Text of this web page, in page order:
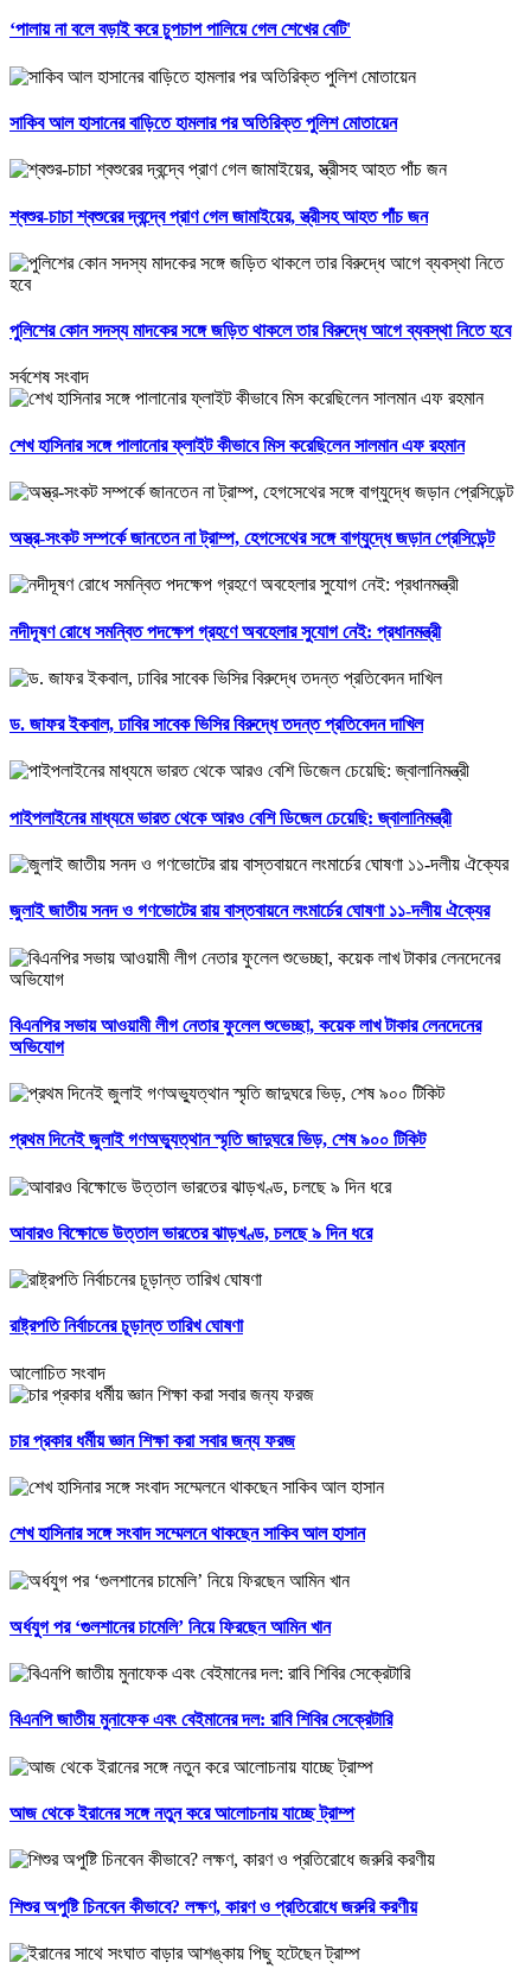
‘পালায় না বলে বড়াই করে চুপচাপ পালিয়ে গেল শেখের বেটি'
সাকিব আল হাসানের বাড়িতে হামলার পর অতিরিক্ত পুলিশ মোতায়েন
শ্বশুর-চাচা শ্বশুরের দ্বন্দ্বে প্রাণ গেল জামাইয়ের, স্ত্রীসহ আহত পাঁচ জন
পুলিশের কোন সদস্য মাদকের সঙ্গে জড়িত থাকলে তার বিরুদ্ধে আগে ব্যবস্থা নিতে হবে
সর্বশেষ সংবাদ
শেখ হাসিনার সঙ্গে পালানোর ফ্লাইট কীভাবে মিস করেছিলেন সালমান এফ রহমান
অস্ত্র-সংকট সম্পর্কে জানতেন না ট্রাম্প, হেগসেথের সঙ্গে বাগ্‌যুদ্ধে জড়ান প্রেসিডেন্ট
নদীদূষণ রোধে সমন্বিত পদক্ষেপ গ্রহণে অবহেলার সুযোগ নেই: প্রধানমন্ত্রী
ড. জাফর ইকবাল, ঢাবির সাবেক ভিসির বিরুদ্ধে তদন্ত প্রতিবেদন দাখিল
পাইপলাইনের মাধ্যমে ভারত থেকে আরও বেশি ডিজেল চেয়েছি: জ্বালানিমন্ত্রী
জুলাই জাতীয় সনদ ও গণভোটের রায় বাস্তবায়নে লংমার্চের ঘোষণা ১১-দলীয় ঐক্যের
বিএনপির সভায় আওয়ামী লীগ নেতার ফুলেল শুভেচ্ছা, কয়েক লাখ টাকার লেনদেনের
অভিযোগ
প্রথম দিনেই জুলাই গণঅভ্যুত্থান স্মৃতি জাদুঘরে ভিড়, শেষ ৯০০ টিকিট
আবারও বিক্ষোভে উত্তাল ভারতের ঝাড়খণ্ড, চলছে ৯ দিন ধরে
রাষ্ট্রপতি নির্বাচনের চূড়ান্ত তারিখ ঘোষণা
আলোচিত সংবাদ
চার প্রকার ধর্মীয় জ্ঞান শিক্ষা করা সবার জন্য ফরজ
শেখ হাসিনার সঙ্গে সংবাদ সম্মেলনে থাকছেন সাকিব আল হাসান
অর্ধযুগ পর ‘গুলশানের চামেলি’ নিয়ে ফিরছেন আমিন খান
বিএনপি জাতীয় মুনাফেক এবং বেইমানের দল: রাবি শিবির সেক্রেটারি
আজ থেকে ইরানের সঙ্গে নতুন করে আলোচনায় যাচ্ছে ট্রাম্প
শিশুর অপুষ্টি চিনবেন কীভাবে? লক্ষণ, কারণ ও প্রতিরোধে জরুরি করণীয়